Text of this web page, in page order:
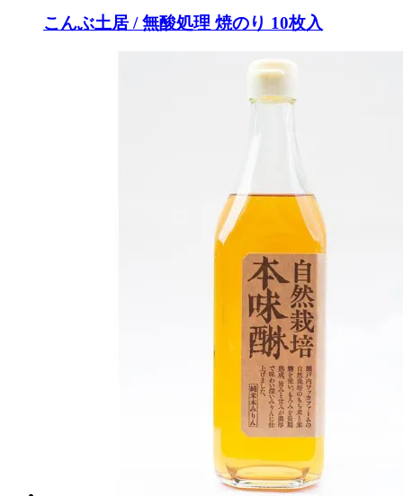
こんぶ土居 / 無酸処理 焼のり 10枚入